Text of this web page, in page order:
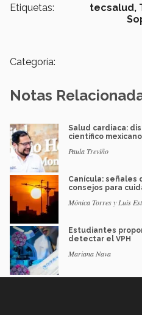
Etiquetas: tecsalud,
Categoría:
Notas
Salud cardiaca:
científico mexicano
Paula Treviño
Canícula: señales
consejos para
Mónica Torres y Luis
Estudiantes
detectar el VPH
Mariana Nava